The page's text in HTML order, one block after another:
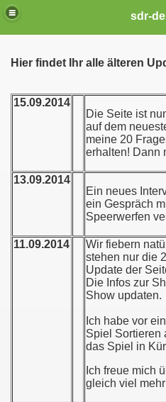
sdr-
Hier findet Ihr alle älteren
15.09.2014
Die Seite ist
auf dem
meine 20
erhalten! Dann
13.09.2014
Ein neues
ein Gespräch
Speerwerfen
11.09.2014
Wir fiebern
stehen nur die
Update der
Die Infos zur
Show updaten.
Ich habe vor
Spiel Sortieren
das Spiel in
Ich freue mich
gleich viel